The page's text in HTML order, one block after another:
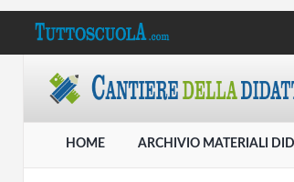
HOME ARCHIVIO MATERIALI